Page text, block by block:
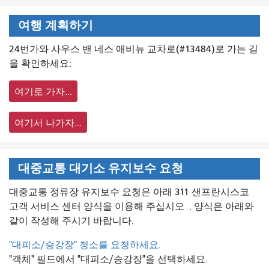
여행 계획하기
24번가와 사우스 밴 네스 애비뉴 교차로(#13484)로 가는 길
을 확인하세요:
여기로 가자...
여기서 나가자...
대중교통 대기소 유지보수 요청
대중교통 정류장 유지보수 요청은 아래 311 샌프란시스코
고객 서비스 센터 양식을 이용해 주십시오 . 양식은 아래와
같이 작성해 주시기 바랍니다.
"대피소/승강장" 청소를 요청하세요.
"객체" 필드에서 "대피소/승강장"을 선택하세요.